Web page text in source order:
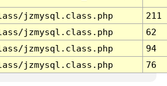
jzmysql.class.php
211
jzmysql.class.php
62
jzmysql.class.php
94
jzmysql.class.php 76